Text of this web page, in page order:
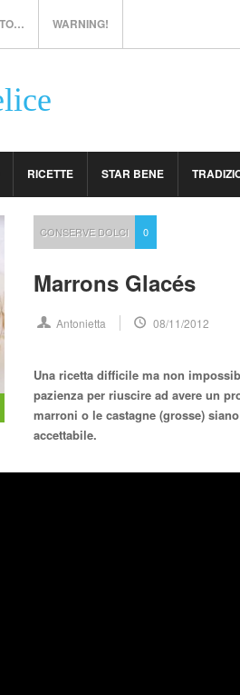
WARNING!
RICETTE STAR BENE
CONSERVE DOLCI 0
Marrons Glacés
Antonietta 08/11/2012
Una ricetta difficile ma non
pazienza per riuscire ad avere un
marroni o le castagne (grosse)
accettabile.